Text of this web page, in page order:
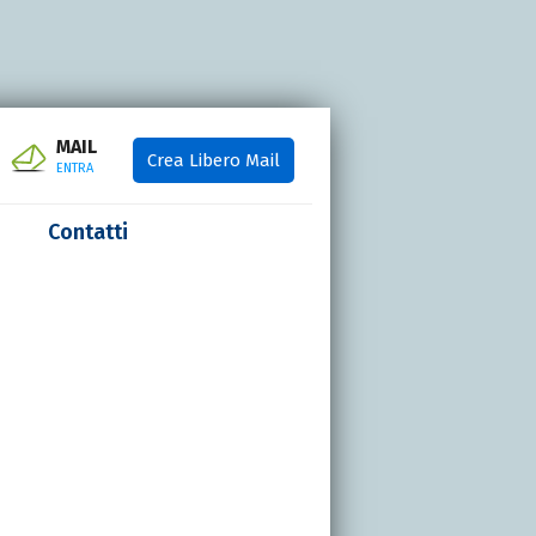
MAIL
ENTRA Crea Libero Mail
Contatti